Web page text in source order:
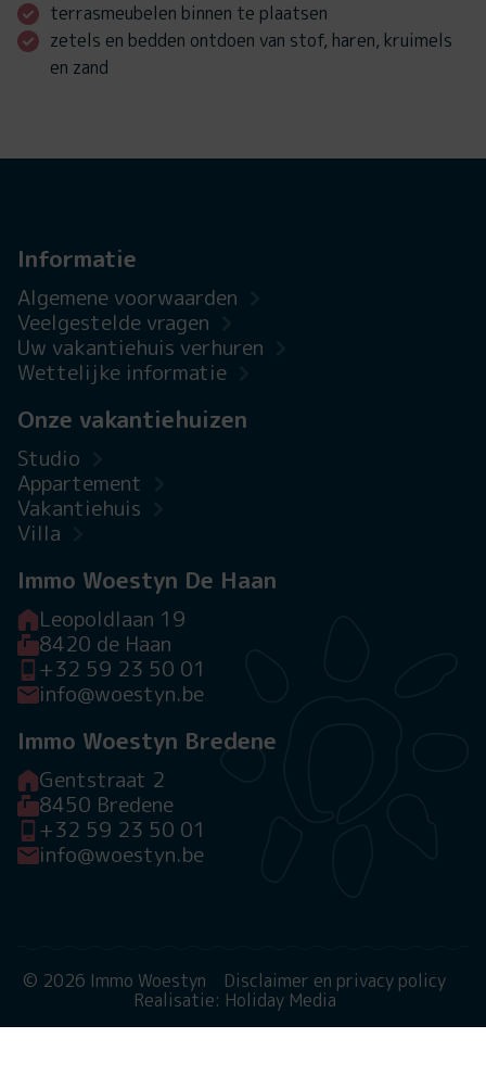
terrasmeubelen binnen te plaatsen
zetels en bedden ontdoen van stof, haren, kruimels
en zand
Informatie
Algemene voorwaarden
Veelgestelde vragen
Uw vakantiehuis verhuren
Wettelijke informatie
Onze vakantiehuizen
Studio
Appartement
Vakantiehuis
Villa
Immo Woestyn De Haan
Leopoldlaan 19
8420 de Haan
+32 59 23 50 01
info@woestyn.be
Immo Woestyn Bredene
Gentstraat 2
8450 Bredene
+32 59 23 50 01
info@woestyn.be
© 2026 Immo Woestyn
Disclaimer en privacy policy
Realisatie: Holiday Media